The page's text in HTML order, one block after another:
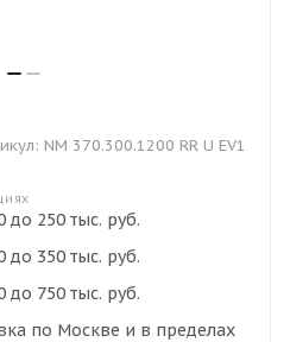
NM 370.300.1200 RR U EV1
до 250 тыс. руб.
до 350 тыс. руб.
до 750 тыс. руб.
по Москве и в пределах